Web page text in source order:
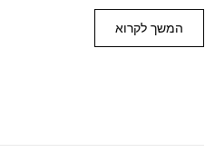
המשך לקרוא